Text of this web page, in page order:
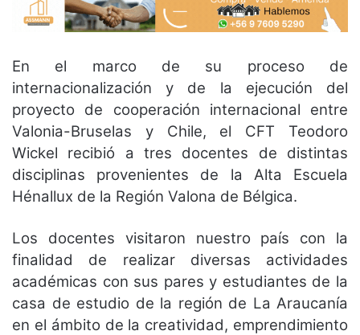
En el marco de su proceso de
internacionalización y de la ejecución del
proyecto de cooperación internacional entre
Valonia-Bruselas y Chile, el CFT Teodoro
Wickel recibió a tres docentes de distintas
disciplinas provenientes de la Alta Escuela
Hénallux de la Región Valona de Bélgica.
Los docentes visitaron nuestro país con la
finalidad de realizar diversas actividades
académicas con sus pares y estudiantes de la
casa de estudio de la región de La Araucanía
en el ámbito de la creatividad, emprendimiento